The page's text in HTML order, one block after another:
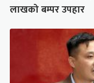
लाखको बम्पर उपहार